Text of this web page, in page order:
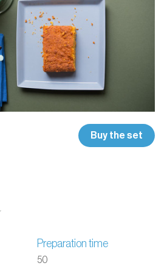
Buy the set
Preparation time
50